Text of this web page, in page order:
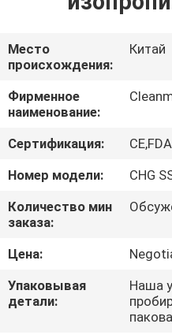
ПУТЕШЕСТВИЕ
ФАБРИКИ
ПРОВЕРКА
КАЧЕСТВА
СВЯЖИТЕСЬ
МЫ
НОВОСТИ
Место
происхождения:
Китай
Фирменное
наименование:
Сертификация:
Номер модели:
CHG
Количество мин
заказа:
Цена:
Упаковывая
детали:
Наша